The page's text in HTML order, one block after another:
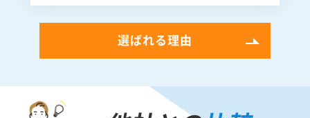
選ばれる理由